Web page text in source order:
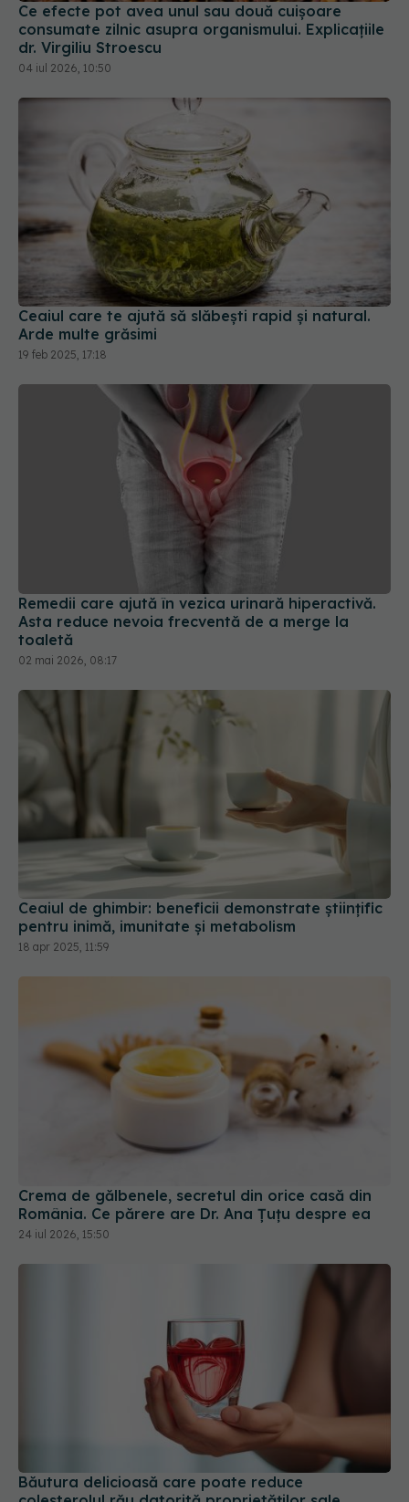
Ce efecte pot avea unul sau două cuișoare
consumate zilnic asupra organismului. Explicațiile
dr. Virgiliu Stroescu
04 iul 2026, 10:50
Ceaiul care te ajută să slăbești rapid și natural.
Arde multe grăsimi
19 feb 2025, 17:18
Remedii care ajută în vezica urinară hiperactivă.
Asta reduce nevoia frecventă de a merge la
toaletă
02 mai 2026, 08:17
Ceaiul de ghimbir: beneficii demonstrate științific
pentru inimă, imunitate și metabolism
18 apr 2025, 11:59
Crema de gălbenele, secretul din orice casă din
România. Ce părere are Dr. Ana Țuțu despre ea
24 iul 2026, 15:50
Băutura delicioasă care poate reduce